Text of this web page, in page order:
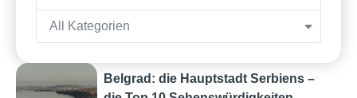
All Kategorien
Belgrad: die Hauptstadt Serbiens –